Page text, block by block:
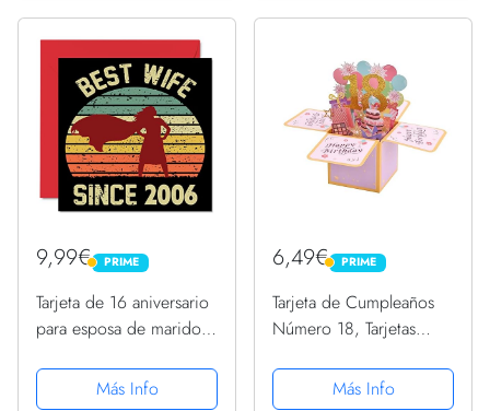
Anniversary Cards for
9,99€ PRIME
PRIME
Tarjeta de 16 aniversario
para esposa de marido
2006 – Regalos con
Más Info
6,49€ PRIME
PRIME
Tarjeta de Cumpleaños
Número 18, Tarjetas
Sobre y Tarjetita Caja de
Más Info